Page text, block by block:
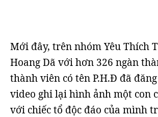
Mới đây, trên nhóm Yêu Thích
Hoang Dã với hơn 326 ngàn
thành viên có tên P.H.Đ đã
video ghi lại hình ảnh một con
với chiếc tổ độc đáo của mình